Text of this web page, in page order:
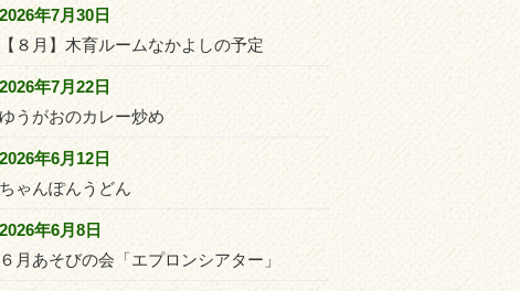
2026年7月30日
【８月】木育ルームなかよしの予定
2026年7月22日
ゆうがおのカレー炒め
2026年6月12日
ちゃんぽんうどん
2026年6月8日
６月あそびの会「エプロンシアター」